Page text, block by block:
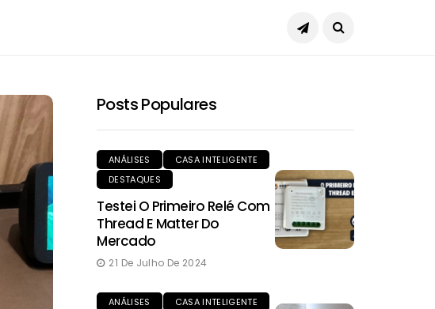
Posts Populares
ANÁLISES
CASA INTELIGENTE
DESTAQUES
Testei O Primeiro Relé Com
Thread E Matter Do
Mercado
21 De Julho De 2024
ANÁLISES
CASA INTELIGENTE